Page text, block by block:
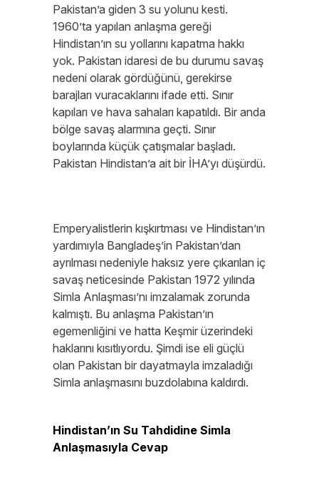
Pakistan’a giden 3 su yolunu kesti.
1960’ta yapılan anlaşma gereği
Hindistan’ın su yollarını kapatma hakkı
yok. Pakistan idaresi de bu durumu savaş
nedeni olarak gördüğünü, gerekirse
barajları vuracaklarını ifade etti. Sınır
kapıları ve hava sahaları kapatıldı. Bir anda
bölge savaş alarmına geçti. Sınır
boylarında küçük çatışmalar başladı.
Pakistan Hindistan’a ait bir İHA’yı düşürdü.
Emperyalistlerin kışkırtması ve Hindistan’ın
yardımıyla Bangladeş’in Pakistan’dan
ayrılması nedeniyle haksız yere çıkarılan iç
savaş neticesinde Pakistan 1972 yılında
Simla Anlaşması’nı imzalamak zorunda
kalmıştı. Bu anlaşma Pakistan’ın
egemenliğini ve hatta Keşmir üzerindeki
haklarını kısıtlıyordu. Şimdi ise eli güçlü
olan Pakistan bir dayatmayla imzaladığı
Simla anlaşmasını buzdolabına kaldırdı.
Hindistan’ın Su Tahdidine Simla
Anlaşmasıyla Cevap